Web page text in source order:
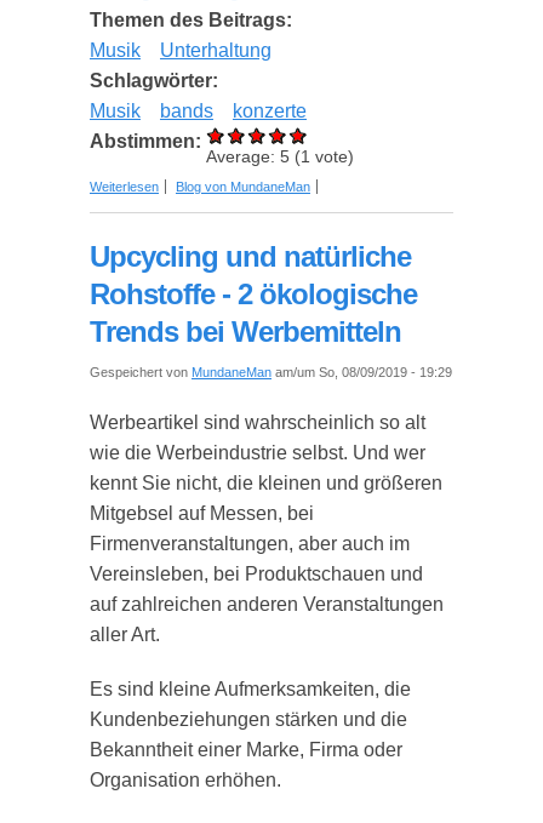
Themen des Beitrags:
Musik
Unterhaltung
Schlagwörter:
Musik
bands
konzerte
Abstimmen:
Average: 5 (1 vote)
Weiterlesen über Mikhail Peleg: „Machete“ kehrt auf die große
Blog von MundaneMan
Upcycling und natürliche
Rohstoffe - 2 ökologische
Trends bei Werbemitteln
Gespeichert von MundaneMan am/um So, 08/09/2019 - 19:29
Werbeartikel sind wahrscheinlich so alt
wie die Werbeindustrie selbst. Und wer
kennt Sie nicht, die kleinen und größeren
Mitgebsel auf Messen, bei
Firmenveranstaltungen, aber auch im
Vereinsleben, bei Produktschauen und
auf zahlreichen anderen Veranstaltungen
aller Art.
Es sind kleine Aufmerksamkeiten, die
Kundenbeziehungen stärken und die
Bekanntheit einer Marke, Firma oder
Organisation erhöhen.